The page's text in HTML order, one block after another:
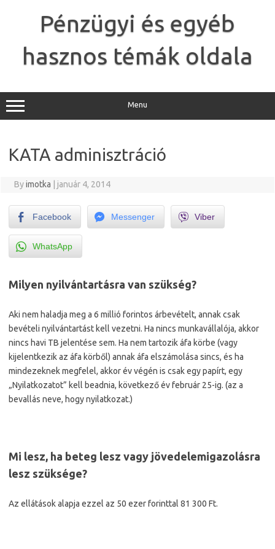
Pénzügyi és egyéb
hasznos témák oldala
Menu
KATA adminisztráció
Byimotka január 4, 2014
Facebook Messenger Viber
WhatsApp
Milyen nyilvántartásra van szükség?
Aki nem haladja meg a 6 millió forintos árbevételt, annak csak
bevételi nyilvántartást kell vezetni. Ha nincs munkavállalója, akkor
nincs havi TB jelentése sem. Ha nem tartozik áfa körbe (vagy
kijelentkezik az áfa körből) annak áfa elszámolása sincs, és ha
mindezeknek megfelel, akkor év végén is csak egy papírt, egy
„Nyilatkozatot” kell beadnia, következő év február 25-ig. (az a
bevallás neve, hogy nyilatkozat.)
Mi lesz, ha beteg lesz vagy jövedelemigazolásra
lesz szüksége?
Az ellátások alapja ezzel az 50 ezer forinttal 81 300 Ft.